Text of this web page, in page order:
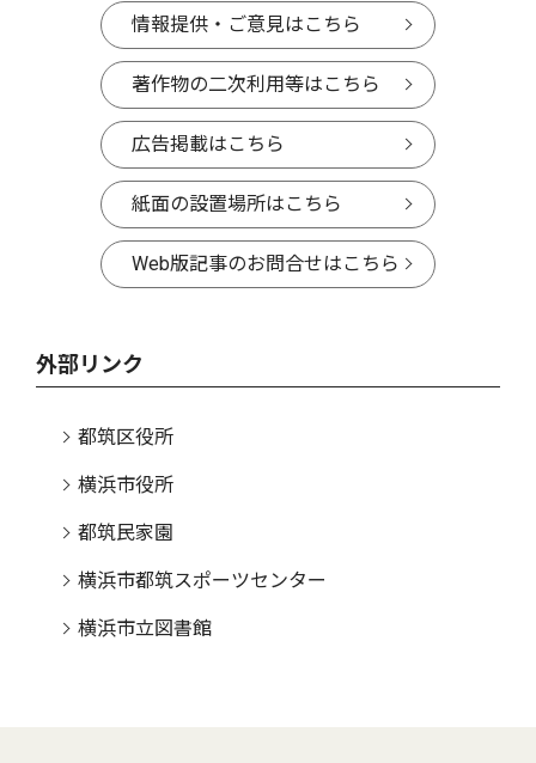
情報提供・ご意見はこちら
著作物の二次利用等はこちら
広告掲載はこちら
紙面の設置場所はこちら
Web版記事のお問合せはこちら
外部リンク
都筑区役所
横浜市役所
都筑民家園
横浜市都筑スポーツセンター
横浜市立図書館